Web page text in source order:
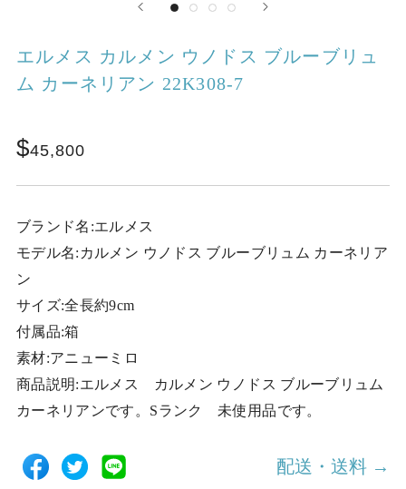
エルメス カルメン ウノドス ブルーブリュ
ム カーネリアン 22K308-7
45,800
ブランド名:エルメス
モデル名:カルメン ウノドス ブルーブリュム カーネリア
ン
サイズ:全長約9cm
付属品:箱
素材:アニューミロ
商品説明:エルメス カルメン ウノドス ブルーブリュム
カーネリアンです。Sランク 未使用品です。
配送・送料 →